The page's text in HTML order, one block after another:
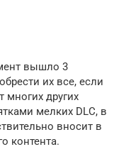
вышло 3
их все, если
многих других
мелких DLC, в
вносит в
контента.